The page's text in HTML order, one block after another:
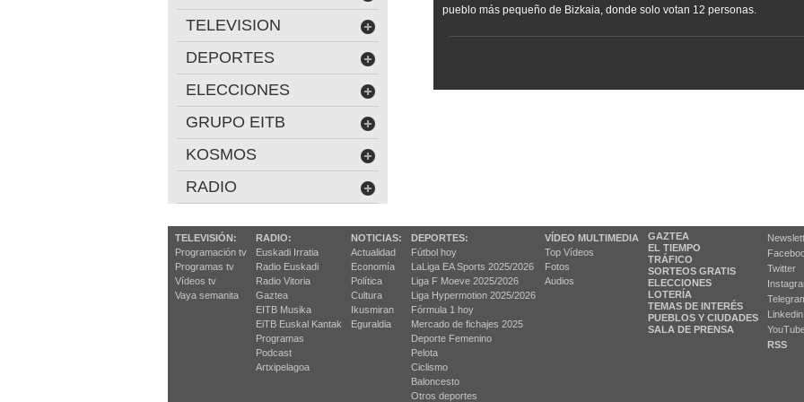
pueblo más pequeño de Bizkaia, donde solo votan 12 personas.
TELEVISION
DEPORTES
ELECCIONES
GRUPO EITB
KOSMOS
RADIO
TELEVISIÓN:
Programación tv
Programas tv
Vídeos tv
Vaya semanita
RADIO:
Euskadi Irratia
Radio Euskadi
Radio Vitoria
Gaztea
EITB Musika
EiTB Euskal Kantak
Programas
Podcast
Artxipelagoa
NOTICIAS:
Actualidad
Economía
Política
Cultura
Ikusmiran
Eguraldia
DEPORTES:
Fútbol hoy
LaLiga EA Sports 2025/2026
Liga F Moeve 2025/2026
Liga Hypermotion 2025/2026
Fórmula 1 hoy
Mercado de fichajes 2025
Deporte Femenino
Pelota
Ciclismo
Baloncesto
Otros deportes
VÍDEO MULTIMEDIA
Top Vídeos
Fotos
Audios
GAZTEA
EL TIEMPO
TRÁFICO
SORTEOS GRATIS
ELECCIONES
LOTERÍA
TEMAS DE INTERÉS
PUEBLOS Y CIUDADES
SALA DE PRENSA
Twitter
Linkedin
RSS